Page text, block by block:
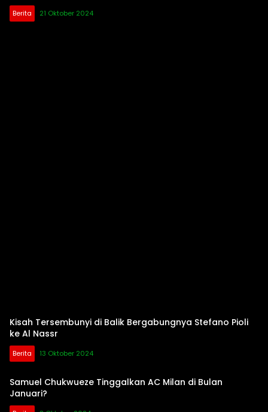
Berita 21 Oktober 2024
Kisah Tersembunyi di Balik Bergabungnya Stefano Pioli
ke Al Nassr
Berita 13 Oktober 2024
Samuel Chukwueze Tinggalkan AC Milan di Bulan
Januari?